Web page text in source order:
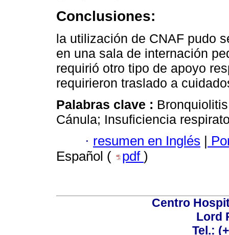
Conclusiones:
la utilización de CNAF pudo
en una sala de internación
requirió otro tipo de apoyo
requirieron traslado a
Palabras clave :
Cánula; Insuficiencia
· resumen en Inglés
Español (
pdf )
Centro
Lord
Tel.: